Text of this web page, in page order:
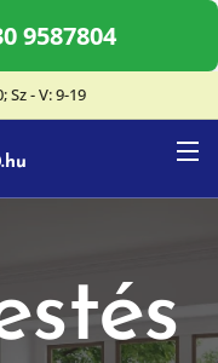
9587804
Sz - V: 9-19